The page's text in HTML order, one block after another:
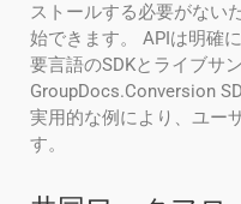
ストールする必要がない
始できます。 APIは明確
要言語のSDKとライブサ
GroupDocs.Conversion
実用的な例により、ユー
す。